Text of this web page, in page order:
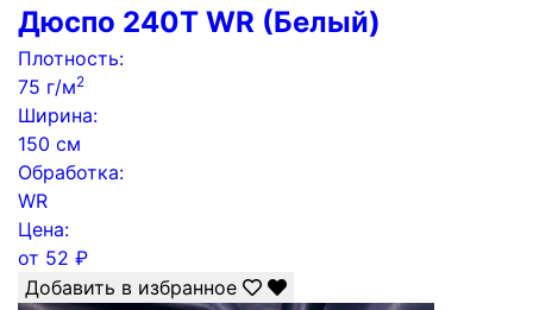
Дюспо 240Т WR (Белый)
Плотность:
75 г/м2
Ширина:
150 см
Обработка:
WR
Цена:
от 52 ₽
Добавить в избранное